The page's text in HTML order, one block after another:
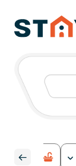
المطبخ